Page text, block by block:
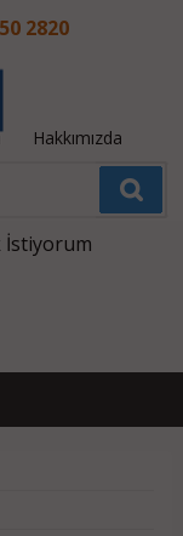
2820
Hakkımızda
İstiyorum